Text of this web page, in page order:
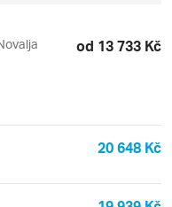
od 13 733 Kč
20 648 Kč